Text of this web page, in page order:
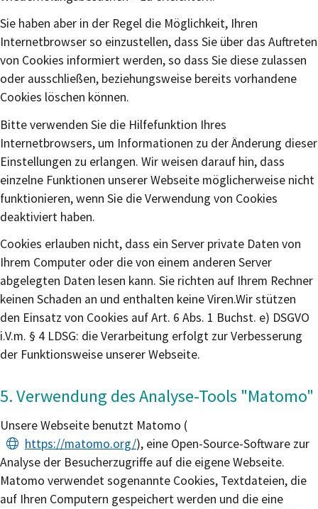
Sie haben aber in der Regel die Möglichkeit, Ihren
Internetbrowser so einzustellen, dass Sie über das Auftreten
von Cookies informiert werden, so dass Sie diese zulassen
oder ausschließen, beziehungsweise bereits vorhandene
Cookies löschen können.
Bitte verwenden Sie die Hilfefunktion Ihres
Internetbrowsers, um Informationen zu der Änderung dieser
Einstellungen zu erlangen. Wir weisen darauf hin, dass
einzelne Funktionen unserer Webseite möglicherweise nicht
funktionieren, wenn Sie die Verwendung von Cookies
deaktiviert haben.
Cookies erlauben nicht, dass ein Server private Daten von
Ihrem Computer oder die von einem anderen Server
abgelegten Daten lesen kann. Sie richten auf Ihrem Rechner
keinen Schaden an und enthalten keine Viren.Wir stützen
den Einsatz von Cookies auf Art. 6 Abs. 1 Buchst. e) DSGVO
i.V.m. § 4 LDSG: die Verarbeitung erfolgt zur Verbesserung
der Funktionsweise unserer Webseite.
5. Verwendung des Analyse-Tools "Matomo"
Unsere Webseite benutzt Matomo (
https://matomo.org/), eine Open-Source-Software zur
Analyse der Besucherzugriffe auf die eigene Webseite.
Matomo verwendet sogenannte Cookies, Textdateien, die
auf Ihren Computern gespeichert werden und die eine